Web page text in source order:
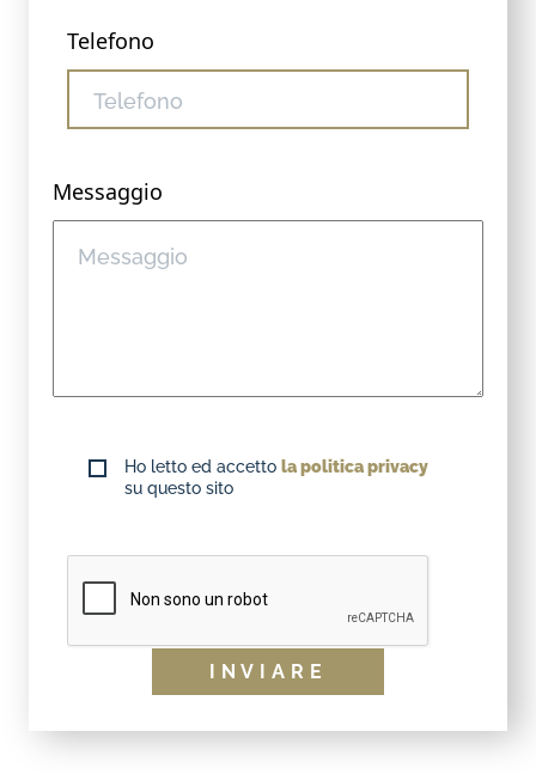
Telefono
Messaggio
Ho letto ed accetto la politica privacy
su questo sito